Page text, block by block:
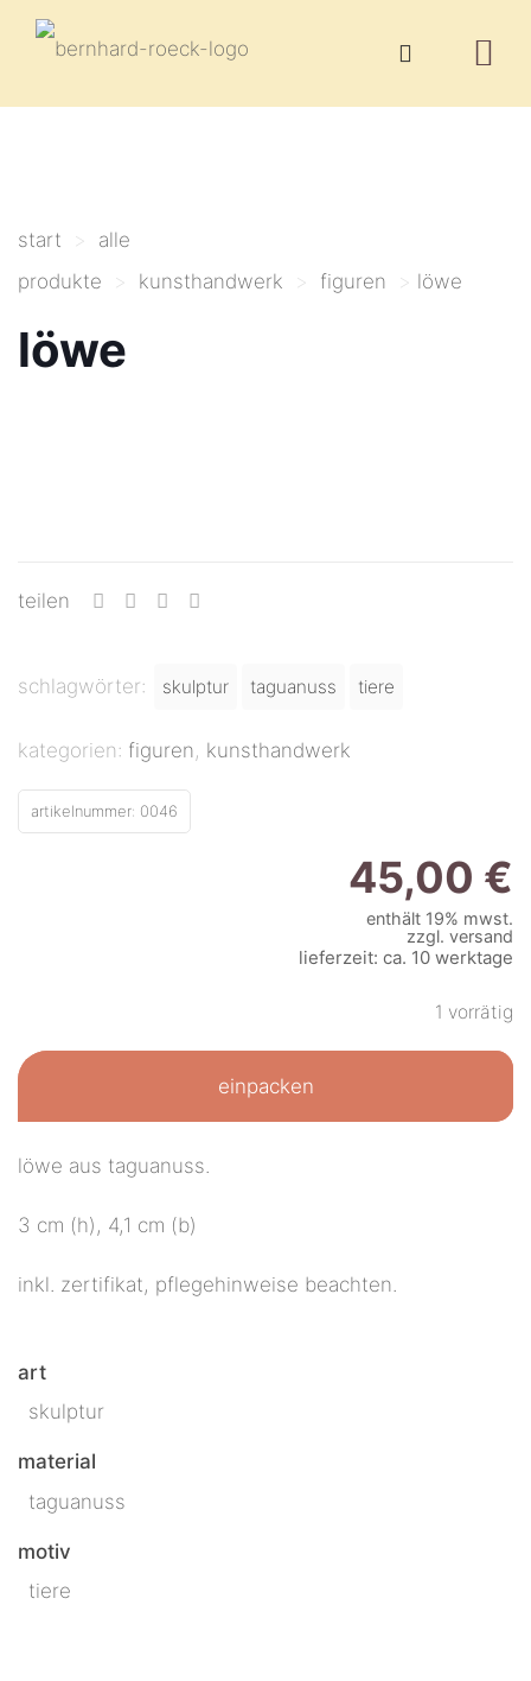
start >
alle
produkte
> kunsthandwerk > figuren > löwe
löwe
teilen
schlagwörter: skulptur taguanuss tiere
kategorien: figuren, kunsthandwerk
artikelnummer: 0046
45,00 €
enthält 19% mwst.
zzgl. versand
lieferzeit: ca. 10 werktage
1 vorrätig
einpacken
löwe aus taguanuss.
3 cm (h), 4,1 cm (b)
inkl. zertifikat, pflegehinweise beachten.
art
skulptur
material
taguanuss
motiv
tiere